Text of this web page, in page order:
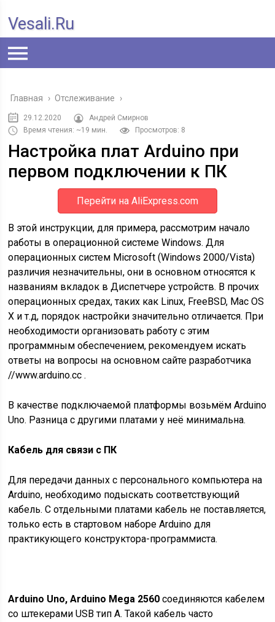
Vesali.ru
Главная › Отслеживание ›
29.12.2020
Андрей Смирнов
Время чтения: ~19 мин.
Просмотров: 8
Настройка плат Arduino при
первом подключении к ПК
Перейти на AliExpress.com
В этой инструкции, для примера, рассмотрим начало
работы в операционной системе Windows. Для
операционных систем Microsoft (Windows 2000/Vista)
различия незначительны, они в основном относятся к
названиям вкладок в Диспетчере устройств. В прочих
операционных средах, таких как Linux, FreeBSD, Mac OS
X и т.д, порядок настройки значительно отличается. При
необходимости организовать работу с этим
программным обеспечением, рекомендуем искать
ответы на вопросы на основном сайте разработчика
//www.arduino.cc .
В качестве подключаемой платформы возьмём Arduino
Uno. Разница с другими платами у неё минимальна.
Кабель для связи с ПК
Для передачи данных с персонального компьютера на
Arduino, необходимо подыскать соответствующий
кабель. С отдельными платами кабель не поставляется,
только есть в стартовом наборе Arduino для
практикующего конструктора-программиста.
Arduino Uno, Arduino Mega 2560 соединяются кабелем
со штекерами USB тип А. Такой кабель часто